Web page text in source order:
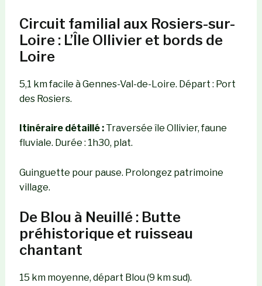
Circuit familial aux Rosiers-sur-
Loire : L’Île Ollivier et bords de
Loire
5,1 km facile à Gennes-Val-de-Loire. Départ : Port
des Rosiers.
Itinéraire détaillé :Traversée île Ollivier, faune
fluviale. Durée : 1h30, plat.
Guinguette pour pause. Prolongez patrimoine
village.
De Blou à Neuillé : Butte
préhistorique et ruisseau
chantant
15 km moyenne, départ Blou (9 km sud).